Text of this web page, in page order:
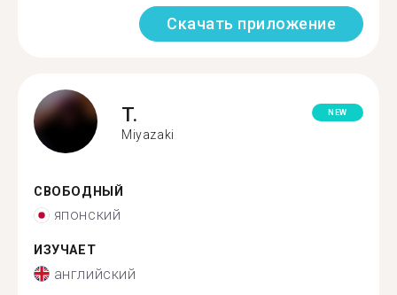
Скачать приложение
T.
Miyazaki
NEW
СВОБОДНЫЙ
японский
ИЗУЧАЕТ
английский